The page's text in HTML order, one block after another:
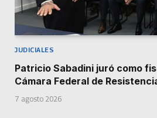
JUDICIALES
Patricio Sabadini juró como
Cámara Federal de
7 agosto 2026